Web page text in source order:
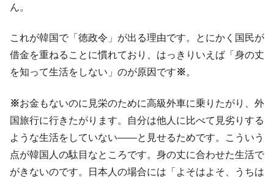
『Money1』
韓国『国民年金公団』株価暴落で200兆蒸
発。
『Money1』
韓国政府「ニセＫ-ブランドを通報しようキ
『Money1』
韓国「橋が落ちました」⇒ 耐久性「なさす
ぎ」では。
『Money1』
韓国鉄鋼最大手『POSCO』ズブズブ沈む。
営業利益80.2％も減少
『Money1』 米国下院「韓国の公務員個人をターゲット
ん。
これが韓国で「徳政令」が出る理由です。とにかく国民が
借金を重ねることに慣れており、はっきりいえば「身の丈
を知って生活をしない」のが原因です※。
※お金もないのに見栄のために高級外車に乗りたがり、外
国旅行に行きたがります。自分は他人に比べて見劣りする
ような生活をしていない――と見せるためです。こういう
点が韓国人の駄目なところです。身の丈に合わせた生活で
がきないのです。日本人の場合には「よそはよそ、うちは